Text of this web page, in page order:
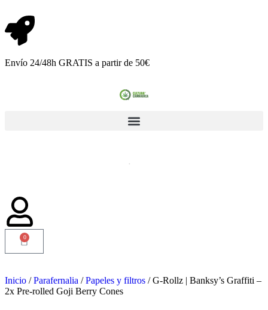
Envío 24/48h GRATIS a partir de 50€
0
Inicio /Parafernalia /Papeles y filtros / G-Rollz | Banksy’s Graffiti –
2x Pre-rolled Goji Berry Cones